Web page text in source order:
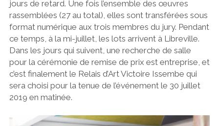
jours de retard. Une fois l’ensemble des œuvres
rassemblées (27 au total), elles sont transférées sous
format numérique aux trois membres du jury. Pendant
ce temps, à la mi-juillet, les lots arrivent à Libreville.
Dans les jours qui suivent, une recherche de salle
pour la cérémonie de remise de prix est entreprise, et
c’est finalement le Relais d’Art Victoire Issembe qui
sera choisi pour la tenue de l’événement le 30 juillet
2019 en matinée.